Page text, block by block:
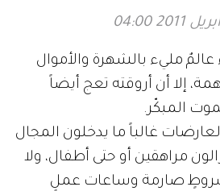
عالمٌ مليء بالشهرة والأموال
إلا أن أروقته تعج أيضاً
المبكّر.
غالباً ما يدخلون المجال
مراهقين أو حتى أطفال، ولا
صارمة وساعات عملٍ